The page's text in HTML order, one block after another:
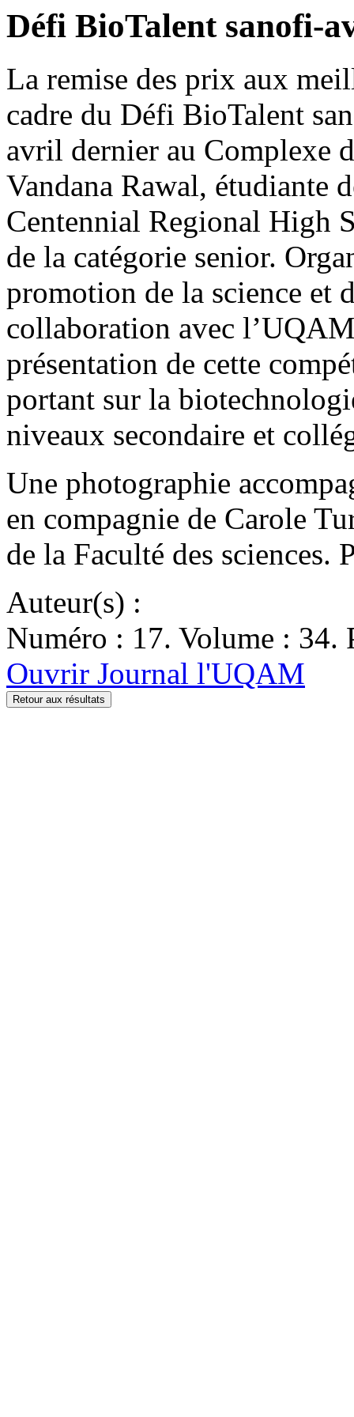
Défi BioTalent sanofi-
La remise des prix aux
cadre du Défi BioTalent
avril dernier au Complexe
Vandana Rawal, étudiante
Centennial Regional High
de la catégorie senior.
promotion de la science et
collaboration avec
présentation de cette
portant sur la
niveaux secondaire et
Une photographie
en compagnie de Carole
de la Faculté des
Auteur(s) :
Numéro : 17. Volume : 34.
Ouvrir Journal l'UQAM
Retour aux résultats